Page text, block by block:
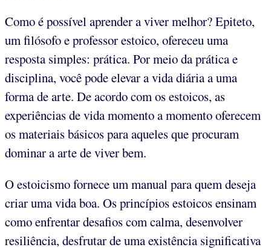
Como é possível aprender a viver melhor? Epiteto,
um filósofo e professor estoico, ofereceu uma
resposta simples: prática. Por meio da prática e
disciplina, você pode elevar a vida diária a uma
forma de arte. De acordo com os estoicos, as
experiências de vida momento a momento oferecem
os materiais básicos para aqueles que procuram
dominar a arte de viver bem.
O estoicismo fornece um manual para quem deseja
criar uma vida boa. Os princípios estoicos ensinam
como enfrentar desafios com calma, desenvolver
resiliência, desfrutar de uma existência significativa